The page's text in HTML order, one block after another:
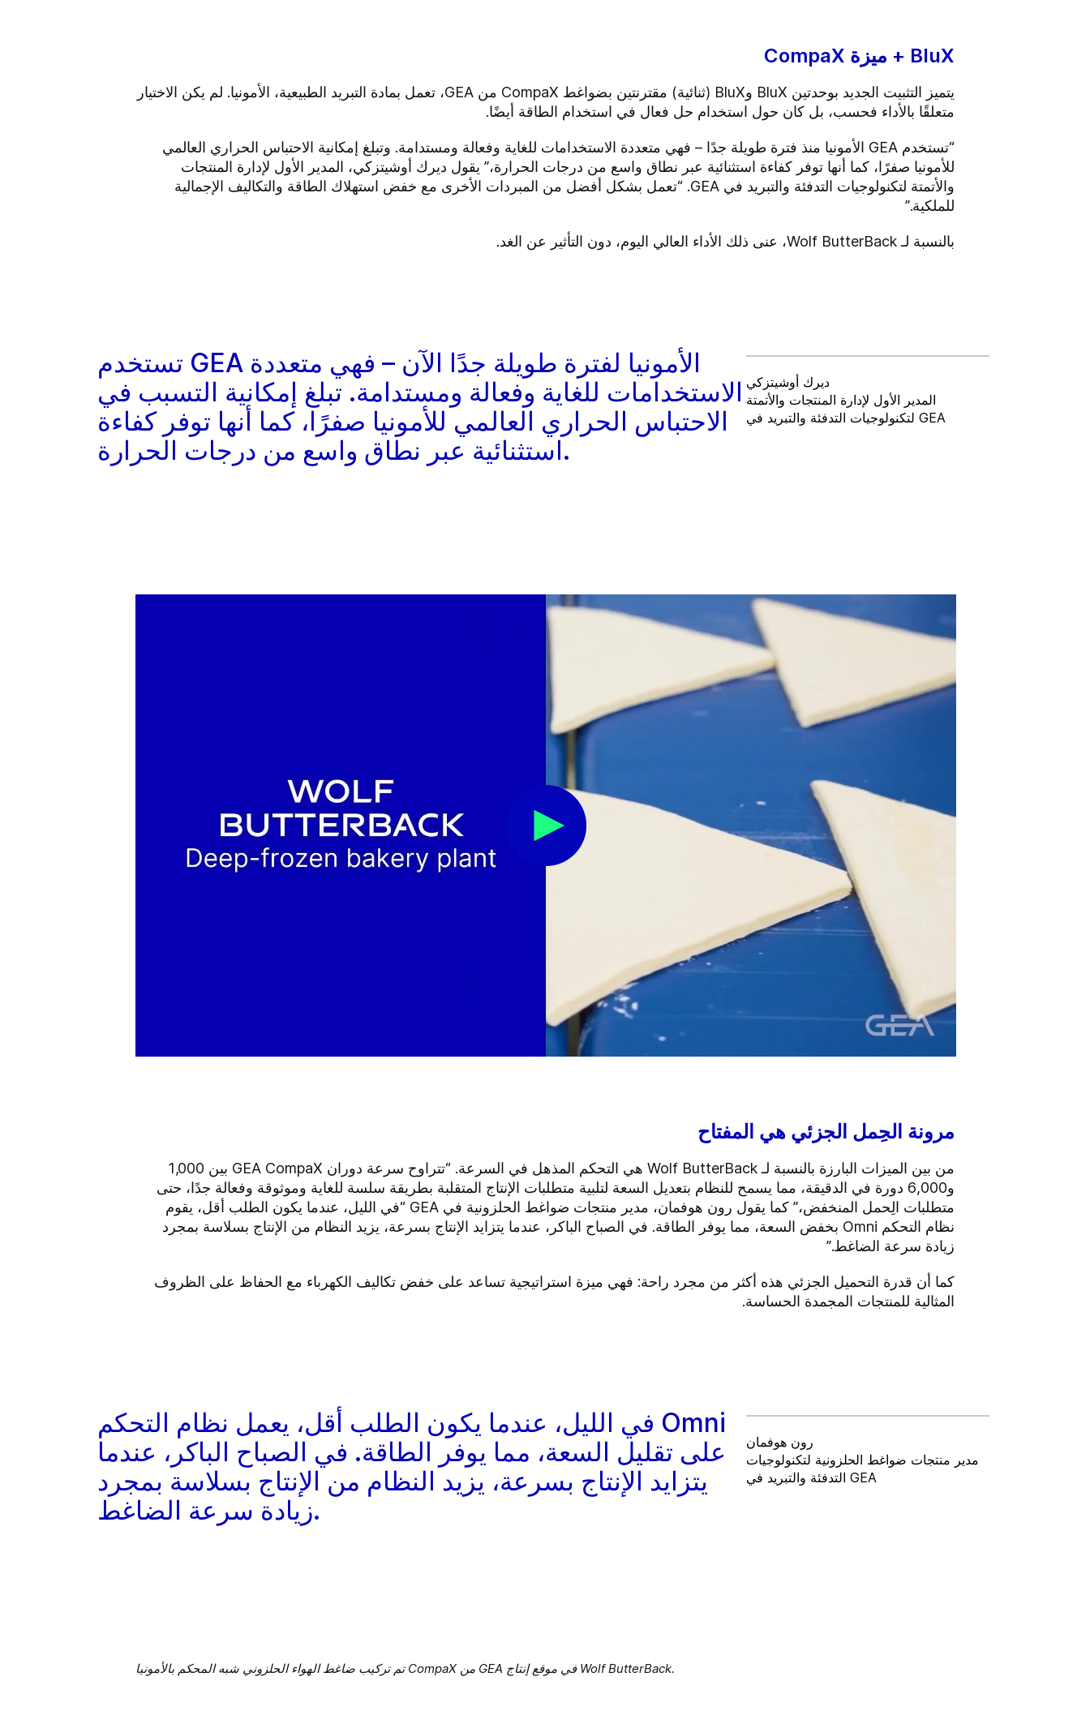
BluX + ميزة CompaX
يتميز التثبيت الجديد بوحدتين BluX وBluX (ثنائية) مقترنتين بضواغط CompaX من GEA، تعمل بمادة التبريد الطبيعية، الأمونيا. لم يكن الاختيار
متعلقًا بالأداء فحسب، بل كان حول استخدام حل فعال في استخدام الطاقة أيضًا.
“تستخدم GEA الأمونيا منذ فترة طويلة جدًا – فهي متعددة الاستخدامات للغاية وفعالة ومستدامة. وتبلغ إمكانية الاحتباس الحراري العالمي
للأمونيا صفرًا، كما أنها توفر كفاءة استثنائية عبر نطاق واسع من درجات الحرارة،” يقول ديرك أوشيتزكي، المدير الأول لإدارة المنتجات
والأتمتة لتكنولوجيات التدفئة والتبريد في GEA. “تعمل بشكل أفضل من المبردات الأخرى مع خفض استهلاك الطاقة والتكاليف الإجمالية
للملكية.”
بالنسبة لـ Wolf ButterBack، عنى ذلك الأداء العالي اليوم، دون التأثير عن الغد.
تستخدم GEA الأمونيا لفترة طويلة جدًا الآن – فهي متعددة
الاستخدامات للغاية وفعالة ومستدامة. تبلغ إمكانية التسبب في
الاحتباس الحراري العالمي للأمونيا صفرًا، كما أنها توفر كفاءة
استثنائية عبر نطاق واسع من درجات الحرارة.
ديرك أوشيتزكي
المدير الأول لإدارة المنتجات والأتمتة
لتكنولوجيات التدفئة والتبريد في GEA
مرونة الحِمل الجزئي هي المفتاح
من بين الميزات البارزة بالنسبة لـ Wolf ButterBack هي التحكم المذهل في السرعة. “تتراوح سرعة دوران GEA CompaX بين 1,000
و6,000 دورة في الدقيقة، مما يسمح للنظام بتعديل السعة لتلبية متطلبات الإنتاج المتقلبة بطريقة سلسة للغاية وموثوقة وفعالة جدًا، حتى
متطلبات الِحمل المنخفض،” كما يقول رون هوفمان، مدير منتجات ضواغط الحلزونية في GEA “في الليل، عندما يكون الطلب أقل، يقوم
نظام التحكم Omni بخفض السعة، مما يوفر الطاقة. في الصباح الباكر، عندما يتزايد الإنتاج بسرعة، يزيد النظام من الإنتاج بسلاسة بمجرد
زيادة سرعة الضاغط.”
كما أن قدرة التحميل الجزئي هذه أكثر من مجرد راحة: فهي ميزة استراتيجية تساعد على خفض تكاليف الكهرباء مع الحفاظ على الظروف
المثالية للمنتجات المجمدة الحساسة.
في الليل، عندما يكون الطلب أقل، يعمل نظام التحكم Omni
على تقليل السعة، مما يوفر الطاقة. في الصباح الباكر، عندما
يتزايد الإنتاج بسرعة، يزيد النظام من الإنتاج بسلاسة بمجرد
زيادة سرعة الضاغط.
رون هوفمان
مدير منتجات ضواغط الحلزونية لتكنولوجيات
التدفئة والتبريد في GEA
تم تركيب ضاغط الهواء الحلزوني شبه المحكم بالأمونيا CompaX من GEA في موقع إنتاج Wolf ButterBack.